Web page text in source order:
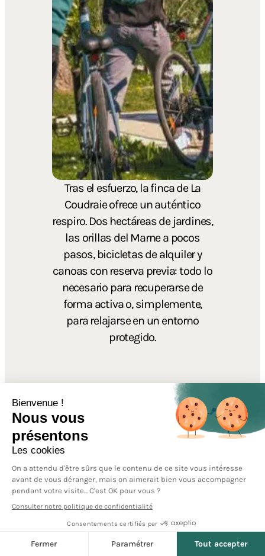
Tras el esfuerzo, la finca de La
Coudraie ofrece un auténtico
respiro. Dos hectáreas de jardines,
las orillas del Marne a pocos
pasos, bicicletas de alquiler y
canoas con reserva previa: todo lo
necesario para recuperarse de
forma activa o, simplemente,
para relajarse en un entorno
protegido.
Reserva
tu
estancia